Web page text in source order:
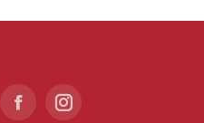
Find us on:
FacebookInstagram